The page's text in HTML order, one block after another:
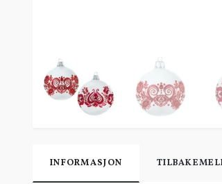
INFORMASJON